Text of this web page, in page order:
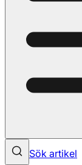
Sök artikel